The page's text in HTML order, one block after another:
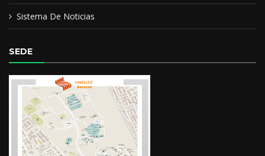
Post-Grado en la Especialización “Planificación Educacional”,
en la Universidad Valle del Momboy.
Magister Scientiarum en Gerencia Educativa, en la
Universidad Nororiental Gran Mariscal de Ayacucho.
Sistema De Noticias
SEDE